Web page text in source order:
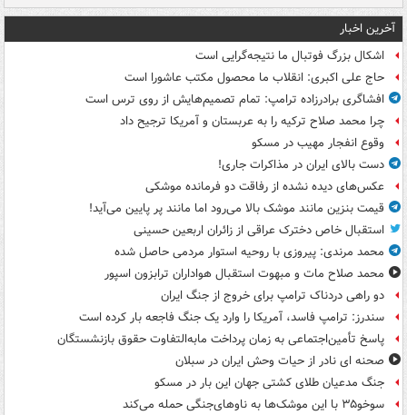
آخرین اخبار
اشکال بزرگ فوتبال ما نتیجه‌گرایی است
حاج علی اکبری: انقلاب ما محصول مکتب عاشورا است
افشاگری برادرزاده ترامپ: تمام تصمیم‌هایش از روی ترس است
چرا محمد صلاح ترکیه را به عربستان و آمریکا ترجیح داد
وقوع انفجار مهیب در مسکو
دست بالای ایران در مذاکرات جاری!
عکس‌های دیده نشده از رفاقت دو فرمانده‌ موشکی
قیمت بنزین مانند موشک بالا می‌رود اما مانند پر پایین می‌آید!
استقبال خاص دخترک عراقی از زائران اربعین حسینی
محمد مرندی: پیروزی با روحیه استوار مردمی حاصل شده
محمد صلاح مات و مبهوت استقبال هواداران ترابزون اسپور
دو راهی دردناک ترامپ برای خروج از جنگ ایران
سندرز: ترامپ فاسد، آمریکا را وارد یک جنگ فاجعه بار کرده است
پاسخ تأمین‌اجتماعی به زمان پرداخت مابه‌التفاوت حقوق بازنشستگان
صحنه ای نادر از حیات وحش ایران در سبلان
جنگ مدعیان طلای کشتی جهان این بار در مسکو
سوخو۳۵ با این موشک‌ها به ناوهای‌جنگی حمله می‌کند